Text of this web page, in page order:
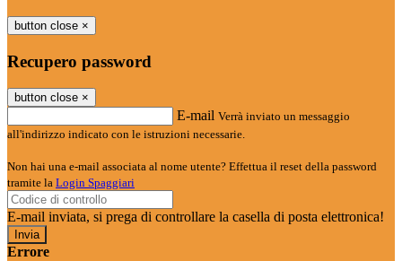
button close ×
Recupero password
button close ×
E-mail Verrà inviato un messaggio
all'indirizzo indicato con le istruzioni necessarie.
Non hai una e-mail associata al nome utente? Effettua il reset della password
tramite la Login Spaggiari
E-mail inviata, si prega di controllare la casella di posta elettronica!
Errore